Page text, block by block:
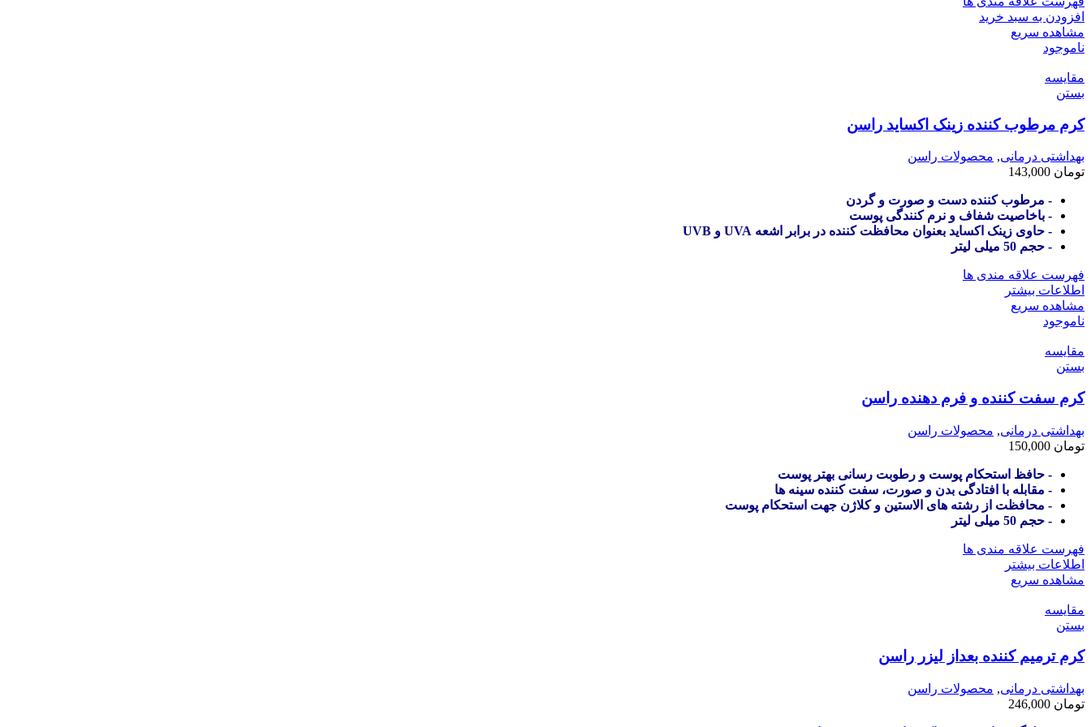
افزودن به سبد خرید
مشاهده سریع
ناموجود
مقایسه
بستن
کرم مرطوب کننده زینک اکساید راسن
بهداشتی درمانی, محصولات راسن
تومان
- مرطوب کننده دست و صورت و گردن
- باخاصیت شفاف و نرم کنندگی پوست
- حاوی زینک اکساید بعنوان محافظت کننده در برابر اشعه UVA و UVB
- حجم 50 میلی لیتر
فهرست علاقه مندی ها
اطلاعات بیشتر
مشاهده سریع
ناموجود
مقایسه
بستن
کرم سفت کننده و فرم دهنده راسن
بهداشتی درمانی, محصولات راسن
تومان
- حافظ استحکام پوست و رطوبت رسانی بهتر پوست
- مقابله با افتادگی بدن و صورت، سفت کننده سینه ها
- محافظت از رشته های الاستین و کلاژن جهت استحکام پوست
- حجم 50 میلی لیتر
فهرست علاقه مندی ها
اطلاعات بیشتر
مشاهده سریع
مقایسه
بستن
کرم ترمیم کننده بعداز لیزر راسن
بهداشتی درمانی, محصولات راسن
تومان